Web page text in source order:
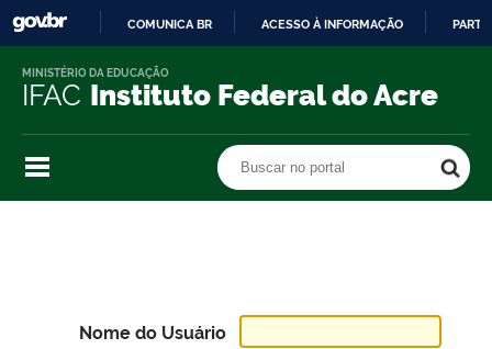
O
COMUNICA BR ACESSO À INFORMAÇÃO
IFAC Instituto Federal do Acre
MINISTÉRIO DA EDUCAÇÃO
Buscar no portal
Nome do Usuário